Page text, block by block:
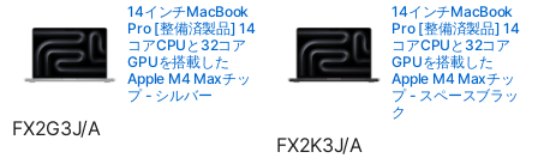
14インチMacBook
Pro [整備済製品] 14
コアCPUと32コア
GPUを搭載した
Apple M4 Maxチッ
プ - シルバー
FX2G3J/A
14インチMacBook
Pro [整備済製品] 14
コアCPUと32コア
GPUを搭載した
Apple M4 Maxチッ
プ - スペースブラッ
ク
FX2K3J/A